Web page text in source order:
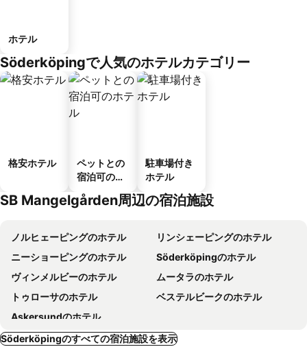
ホテル
Söderköpingで人気のホテルカテゴリー
格安ホテル
ペットとの
宿泊可のホ
駐車場付き
ホテル
SB Mangelgården周辺の宿泊施設
ノルヒェーピングのホテル
リンシェーピングのホテル
ニーショーピングのホテル
Söderköpingのホテル
ヴィンメルビーのホテル
ムータラのホテル
トゥローサのホテル
ベステルビークのホテル
Askersundのホテル
Söderköpingのすべての宿泊施設を表示